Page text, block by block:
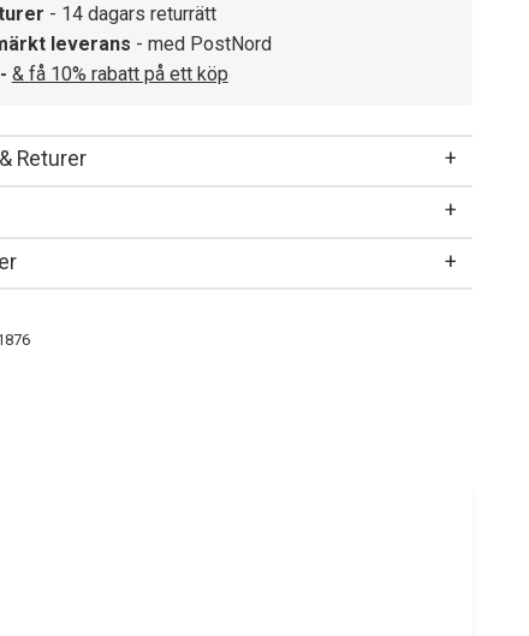
- 14 dagars returrätt
leverans - med PostNord
& få 10% rabatt på ett köp
Returer